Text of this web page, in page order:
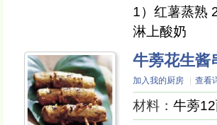
1）红薯蒸熟
淋上酸奶
牛蒡花生酱
加入我的厨房 查看
材料： 牛蒡